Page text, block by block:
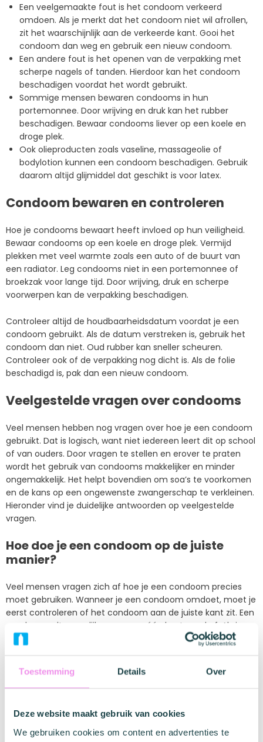
Toestemming Details Over
Deze website maakt gebruik van cookies
We gebruiken cookies om content en advertenties te
Een veelgemaakte fout is het condoom verkeerd
omdoen. Als je merkt dat het condoom niet wil afrollen,
zit het waarschijnlijk aan de verkeerde kant. Gooi het
condoom dan weg en gebruik een nieuw condoom.
Een andere fout is het openen van de verpakking met
scherpe nagels of tanden. Hierdoor kan het condoom
beschadigen voordat het wordt gebruikt.
Sommige mensen bewaren condooms in hun
portemonnee. Door wrijving en druk kan het rubber
beschadigen. Bewaar condooms liever op een koele en
droge plek.
Ook olieproducten zoals vaseline, massageolie of
bodylotion kunnen een condoom beschadigen. Gebruik
daarom altijd glijmiddel dat geschikt is voor latex.
Condoom bewaren en controleren
Hoe je condooms bewaart heeft invloed op hun veiligheid.
Bewaar condooms op een koele en droge plek. Vermijd
plekken met veel warmte zoals een auto of de buurt van
een radiator. Leg condooms niet in een portemonnee of
broekzak voor lange tijd. Door wrijving, druk en scherpe
voorwerpen kan de verpakking beschadigen.
Controleer altijd de houdbaarheidsdatum voordat je een
condoom gebruikt. Als de datum verstreken is, gebruik het
condoom dan niet. Oud rubber kan sneller scheuren.
Controleer ook of de verpakking nog dicht is. Als de folie
beschadigd is, pak dan een nieuw condoom.
Veelgestelde vragen over condooms
Veel mensen hebben nog vragen over hoe je een condoom
gebruikt. Dat is logisch, want niet iedereen leert dit op school
of van ouders. Door vragen te stellen en erover te praten
wordt het gebruik van condooms makkelijker en minder
ongemakkelijk. Het helpt bovendien om soa’s te voorkomen
en de kans op een ongewenste zwangerschap te verkleinen.
Hieronder vind je duidelijke antwoorden op veelgestelde
vragen.
Hoe doe je een condoom op de juiste
manier?
Veel mensen vragen zich af hoe je een condoom precies
moet gebruiken. Wanneer je een condoom omdoet, moet je
eerst controleren of het condoom aan de juiste kant zit. Een
condoom rolt namelijk maar naar één kant goed af. Als je
merkt dat het condoom niet wil afrollen, zit het waarschijnlijk
Leg het condoom op de stijve penis en knijp het topje dicht
met je vingers. Hierdoor blijft er ruimte bovenin zodat lucht
die kunnen leiden tot scheuren.